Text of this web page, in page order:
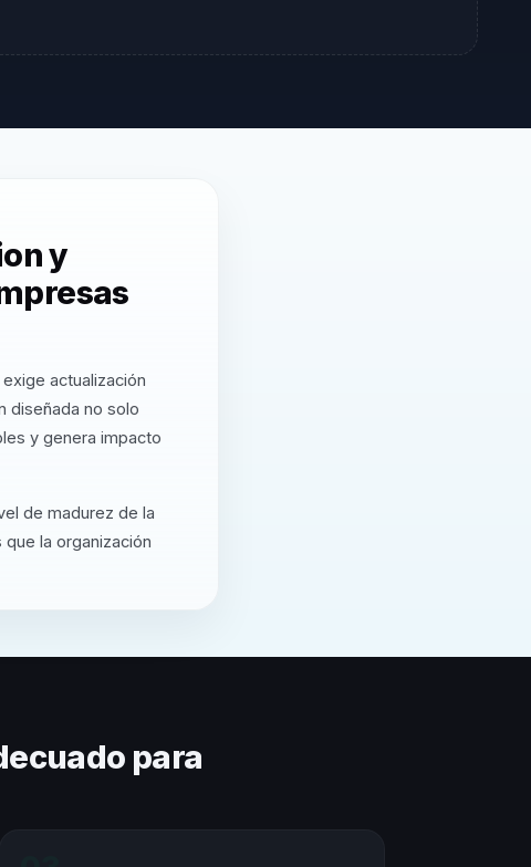
y
actualización
diseñada no solo
y genera impacto
de madurez de la
la organización
para